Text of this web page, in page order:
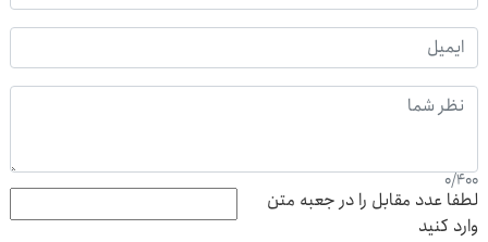
0/400
لطفا عدد مقابل را در جعبه متن
وارد کنید